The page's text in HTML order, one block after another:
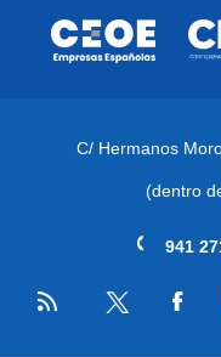
C/ Hermanos
(dentro
941
RSS